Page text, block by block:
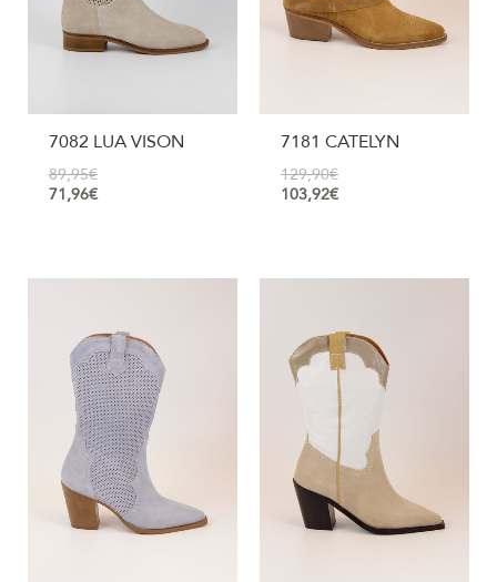
7082 LUA VISON
89,95€
71,96€
7181 CATELYN
129,90€
103,92€